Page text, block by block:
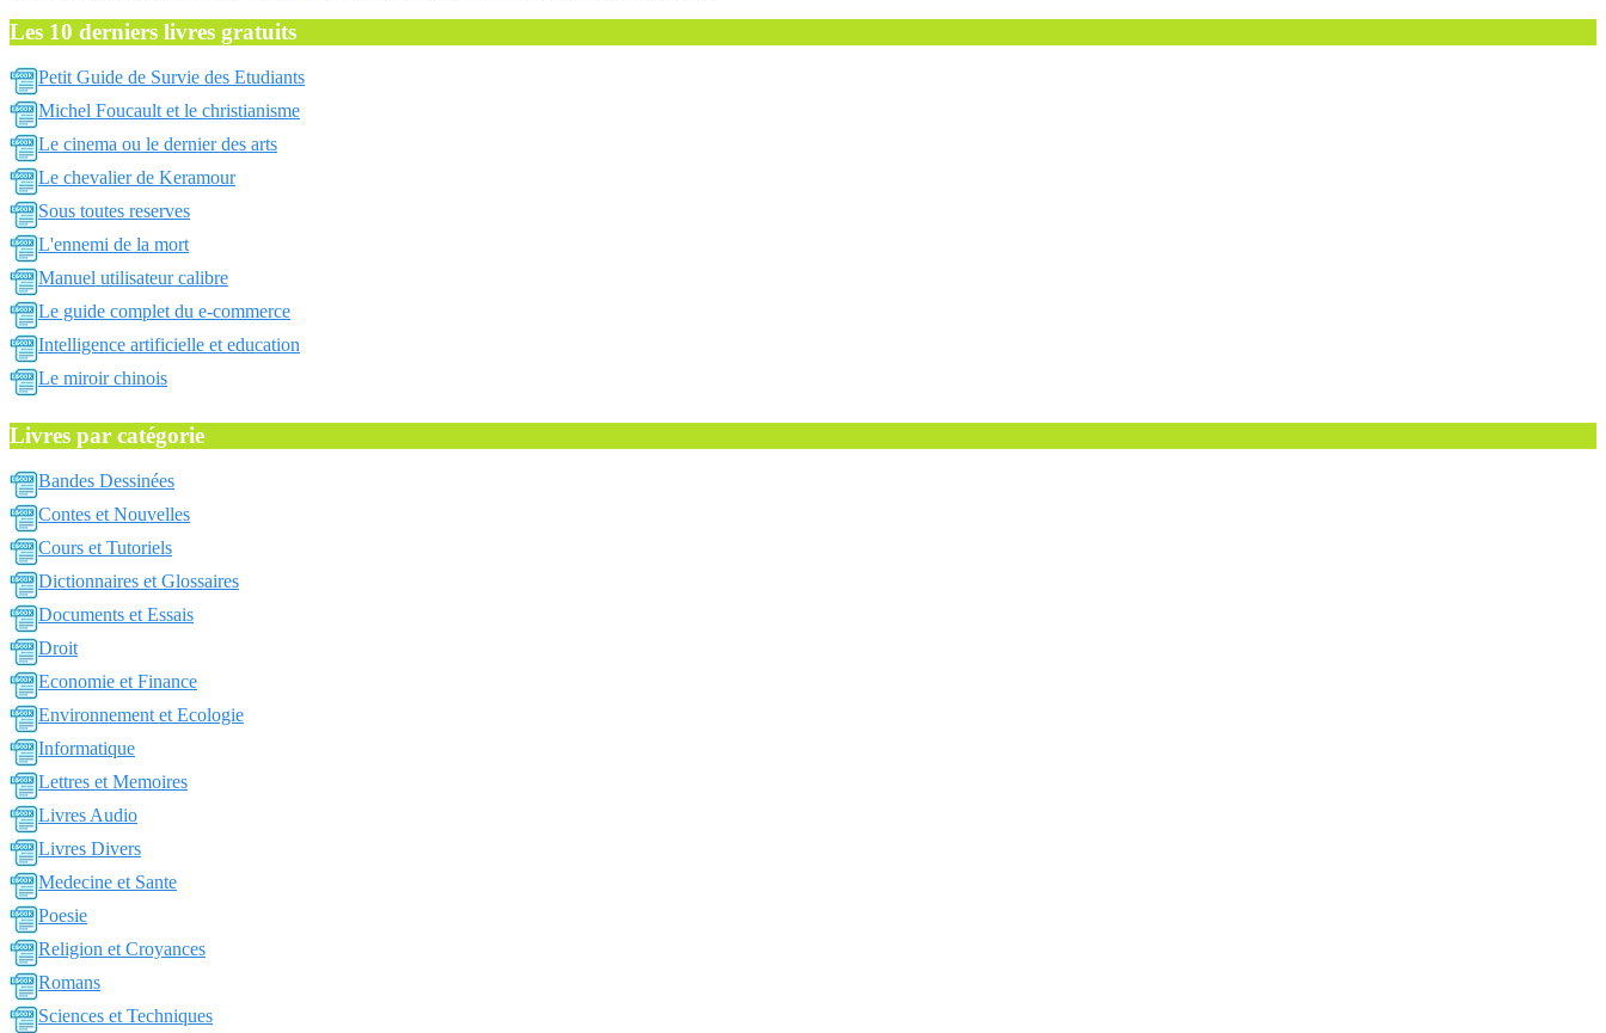
Les 10 derniers livres gratuits
Petit Guide de Survie des Etudiants
Michel Foucault et le christianisme
Le cinema ou le dernier des arts
Le chevalier de Keramour
Sous toutes reserves
L'ennemi de la mort
Manuel utilisateur calibre
Le guide complet du e-commerce
Intelligence artificielle et education
Le miroir chinois
Livres par catégorie
Bandes Dessinées
Contes et Nouvelles
Cours et Tutoriels
Dictionnaires et Glossaires
Documents et Essais
Droit
Economie et Finance
Environnement et Ecologie
Informatique
Lettres et Memoires
Livres Audio
Livres Divers
Medecine et Sante
Poesie
Religion et Croyances
Romans
Sciences et Techniques